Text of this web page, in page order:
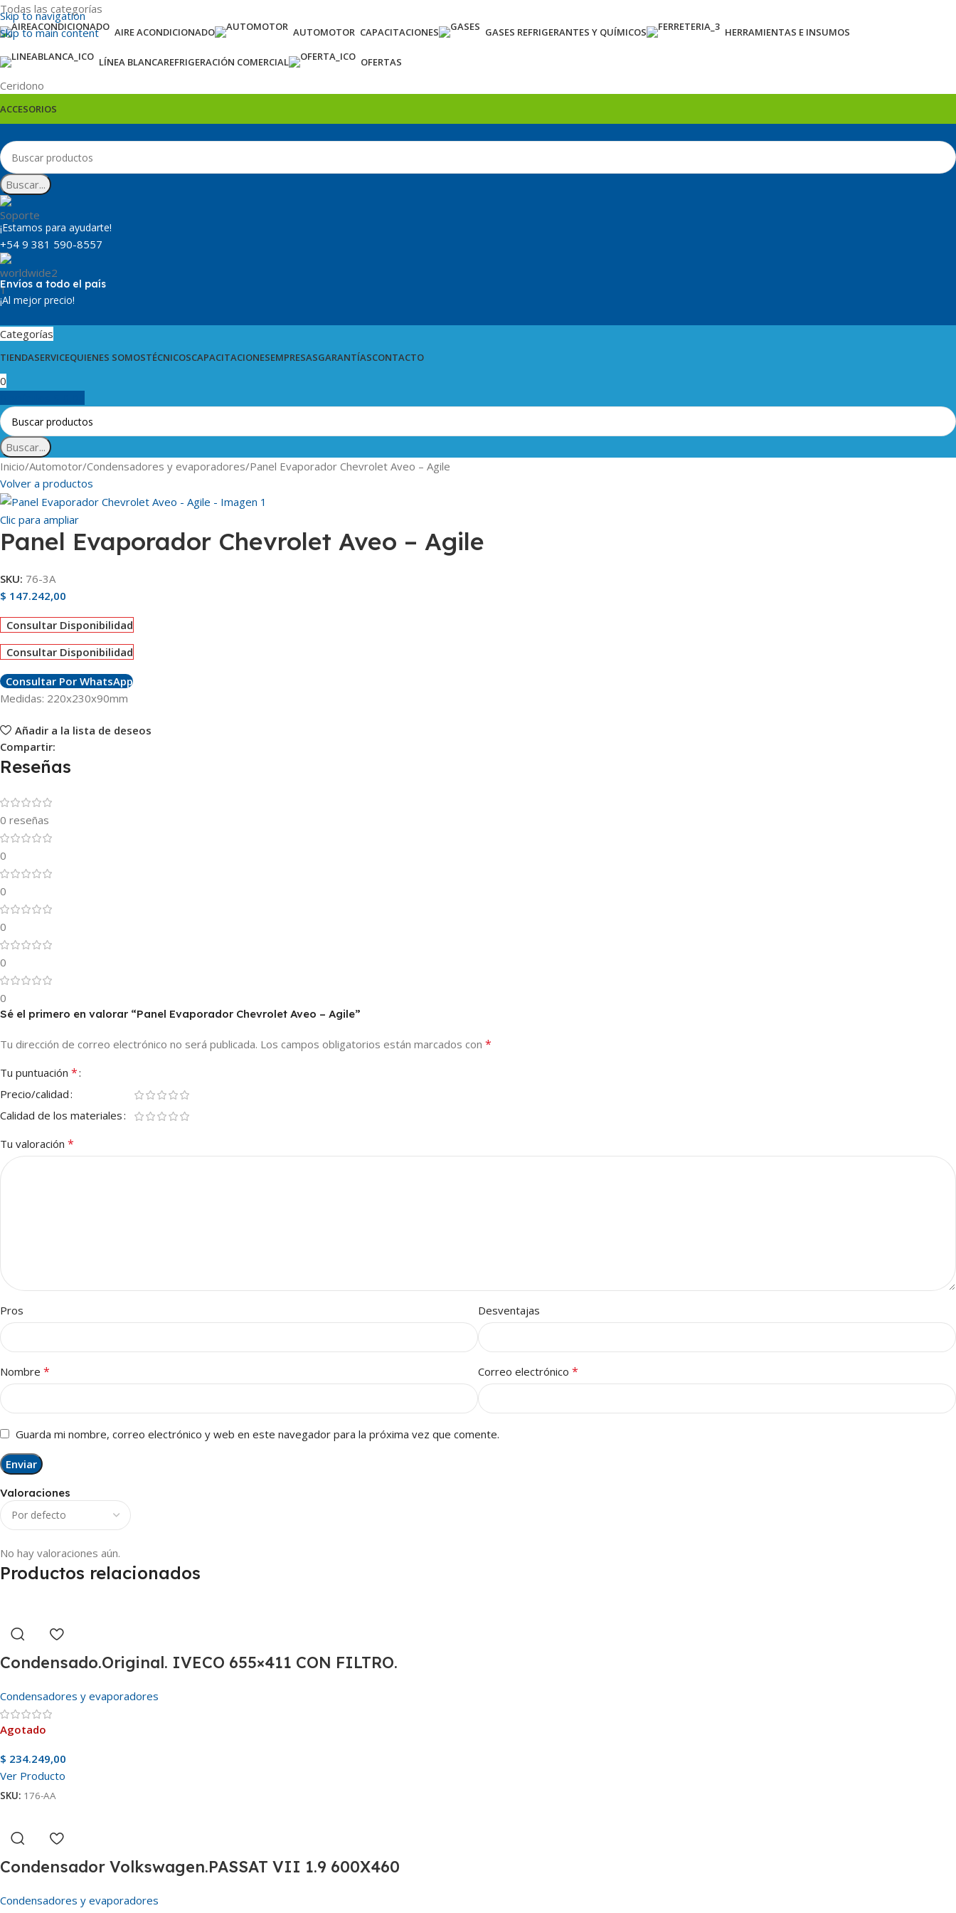
Skip to navigation
Skip to main content
Todas las categorías
AIRE ACONDICIONADO AUTOMOTOR CAPACITACIONES GASES REFRIGERANTES Y QUÍMICOS HERRAMIENTAS E INSUMOS
LÍNEA BLANCAREFRIGERACIÓN COMERCIAL OFERTAS
Ceridono
ACCESORIOS
Buscar...
¡Estamos para ayudarte!
+54 9 381 590-8557
Envíos a todo el país
¡Al mejor precio!
Categorías
TIENDASERVICEQUIENES SOMOSTÉCNICOSCAPACITACIONESEMPRESASGARANTÍASCONTACTO
0
Buscar...
Inicio Automotor Condensadores y evaporadores Panel Evaporador Chevrolet Aveo – Agile
Volver a productos
Clic para ampliar
Panel Evaporador Chevrolet Aveo – Agile
SKU: 76-3A
$ 147.242,00
Consultar Disponibilidad
Consultar Disponibilidad
Consultar Por WhatsApp
Medidas: 220x230x90mm
Añadir a la lista de deseos
Compartir:
Reseñas
0 reseñas
0
0
0
0
0
Valoraciones
No hay valoraciones aún.
Sé el primero en valorar “Panel Evaporador Chevrolet Aveo – Agile”
Tu dirección de correo electrónico no será publicada. Los campos obligatorios están marcados con *
Tu puntuación *
Precio/calidad
Calidad de los materiales
Tu valoración *
Pros Desventajas
Nombre * Correo electrónico *
Guarda mi nombre, correo electrónico y web en este navegador para la próxima vez que comente.
Productos relacionados
Condensado.Original. IVECO 655×411 CON FILTRO.
Condensadores y evaporadores
Agotado
$ 234.249,00
Ver Producto
SKU: 176-AA
Condensador Volkswagen.PASSAT VII 1.9 600X460
Condensadores y evaporadores